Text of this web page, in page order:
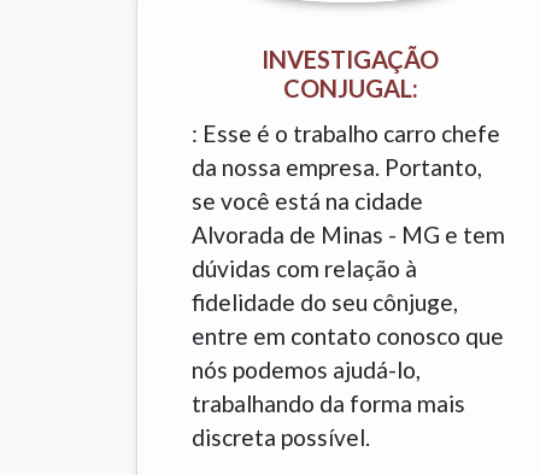
INVESTIGAÇÃO
CONJUGAL:
: Esse é o trabalho carro chefe
da nossa empresa. Portanto,
se você está na cidade
Alvorada de Minas - MG e tem
dúvidas com relação à
fidelidade do seu cônjuge,
entre em contato conosco que
nós podemos ajudá-lo,
trabalhando da forma mais
discreta possível.